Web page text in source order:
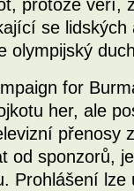
protože věří,
se
olympijský
for
her, ale
přenosy
od sponzorů,
Prohlášení